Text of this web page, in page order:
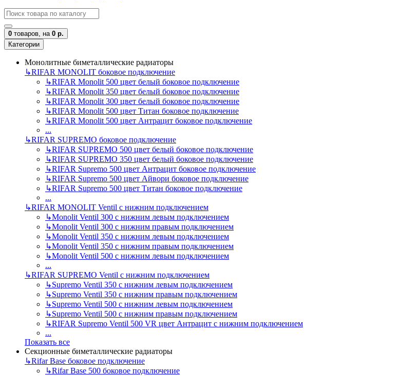
0 товаров, на 0 р.
Категории
Монолитные биметаллические радиаторы
↳RIFAR MONOLIT боковое подключение
↳RIFAR Monolit 500 цвет белый боковое подключение
↳RIFAR Monolit 350 цвет белый боковое подключение
↳RIFAR Monolit 300 цвет белый боковое подключение
↳RIFAR Monolit 500 цвет Титан боковое подключение
↳RIFAR Monolit 500 цвет Антрацит боковое подключение
...
↳RIFAR SUPREMO боковое подключение
↳RIFAR SUPREMO 500 цвет белый боковое подключение
↳RIFAR SUPREMO 350 цвет белый боковое подключение
↳RIFAR Supremo 500 цвет Антрацит боковое подключение
↳RIFAR Supremo 500 цвет Айвори боковое подключение
↳RIFAR Supremo 500 цвет Титан боковое подключение
...
↳RIFAR MONOLIT Ventil с нижним подключением
↳Monolit Ventil 300 с нижним левым подключением
↳Monolit Ventil 300 с нижним правым подключением
↳Monolit Ventil 350 с нижним левым подключением
↳Monolit Ventil 350 с нижним правым подключением
↳Monolit Ventil 500 с нижним левым подключением
...
↳RIFAR SUPREMO Ventil с нижним подключением
↳Supremo Ventil 350 с нижним левым подключением
↳Supremo Ventil 350 с нижним правым подключением
↳Supremo Ventil 500 с нижним левым подключением
↳Supremo Ventil 500 с нижним правым подключением
↳RIFAR Supremo Ventil 500 VR цвет Антрацит с нижним подключением
...
Показать все
Секционные биметаллические радиаторы
↳Rifar Base боковое подключение
↳Rifar Base 500 боковое подключение